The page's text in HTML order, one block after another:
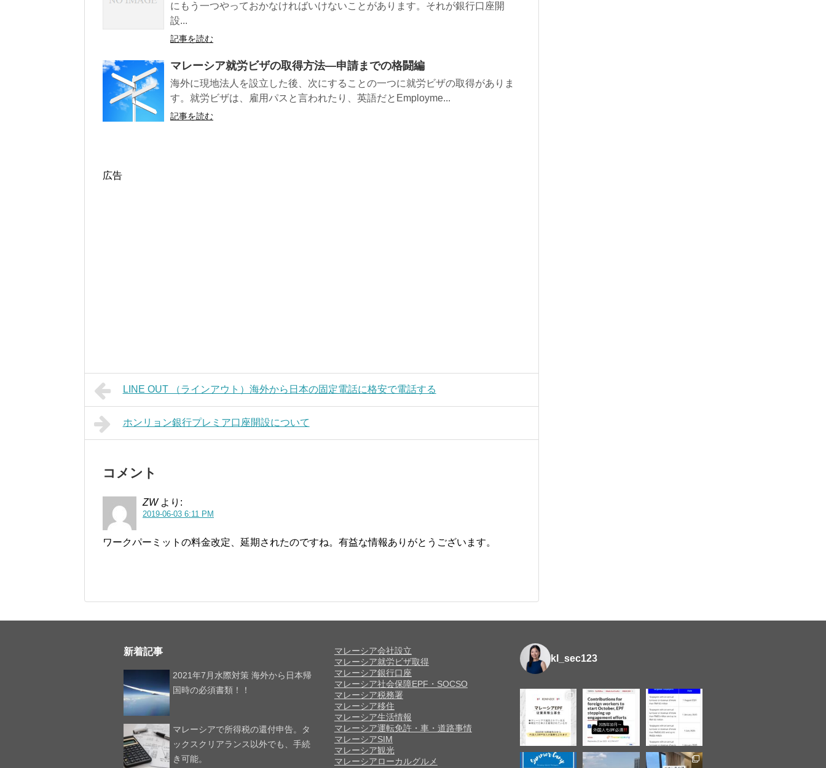
にもう一つやっておかなければいけないことがあります。それが銀行口座開
設...
記事を読む
マレーシア就労ビザの取得方法—申請までの格闘編
海外に現地法人を設立した後、次にすることの一つに就労ビザの取得がありま
す。就労ビザは、雇用パスと言われたり、英語だとEmployme...
記事を読む
広告
LINE OUT （ラインアウト）海外から日本の固定電話に格安で電話する
ホンリョン銀行プレミア口座開設について
コメント
ZW より:
2019-06-03 6:11 PM
ワークパーミットの料金改定、延期されたのですね。有益な情報ありがとうございます。
新着記事
2021年7月水際対策 海外から日本帰
国時の必須書類！！
マレーシアで所得税の還付申告。タ
ックスクリアランス以外でも、手続
き可能。
マレーシア会社設立
マレーシア就労ビザ取得
マレーシア銀行口座
マレーシア社会保障EPF・SOCSO
マレーシア税務署
マレーシア移住
マレーシア生活情報
マレーシア運転免許・車・道路事情
マレーシアSIM
マレーシア観光
マレーシアローカルグルメ
kl_sec123